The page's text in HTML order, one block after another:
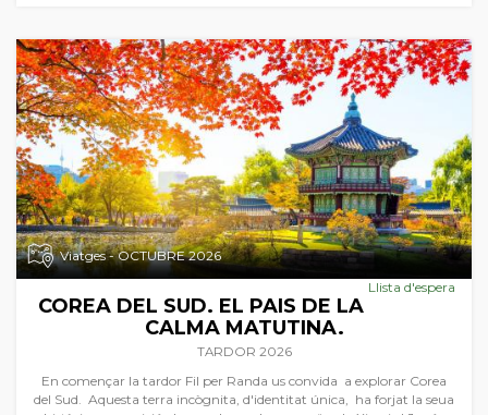
Viatges - OCTUBRE 2026
Llista d'espera
COREA DEL SUD. EL PAIS DE LA
CALMA MATUTINA.
TARDOR 2026
En començar la tardor Fil per Randa us convida a explorar Corea
del Sud. Aquesta terra incògnita, d'identitat única, ha forjat la seua